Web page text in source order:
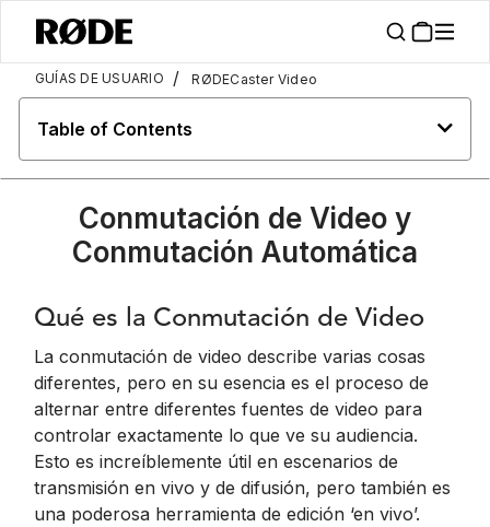
GUÍAS DE USUARIO / RØDECaster Video
Table of Contents
Conmutación de Video y
Conmutación Automática
Qué es la Conmutación de Video
La conmutación de video describe varias cosas
diferentes, pero en su esencia es el proceso de
alternar entre diferentes fuentes de video para
controlar exactamente lo que ve su audiencia.
Esto es increíblemente útil en escenarios de
transmisión en vivo y de difusión, pero también es
una poderosa herramienta de edición ‘en vivo’.